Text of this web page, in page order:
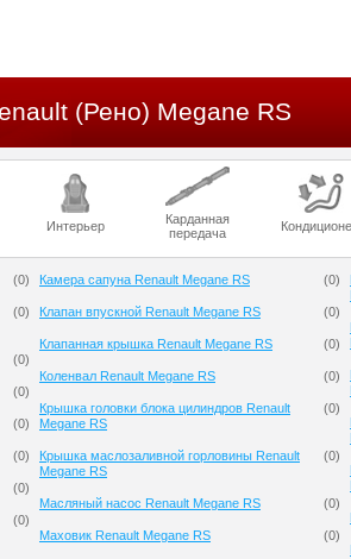
(Рено) Megane RS
Интерьер
Карданная
передача
(0)
(0)
(0)
(0)
(0)
(0)
(0)
(0)
Камера сапуна Renault Megane RS (0)
Клапан впускной Renault Megane RS (0)
Клапанная крышка Renault Megane RS (0)
Коленвал Renault Megane RS (0)
Крышка головки блока цилиндров Renault
Megane RS
(0)
Крышка маслозаливной горловины Renault
Megane RS
(0)
Масляный насос Renault Megane RS (0)
Маховик Renault Megane RS (0)